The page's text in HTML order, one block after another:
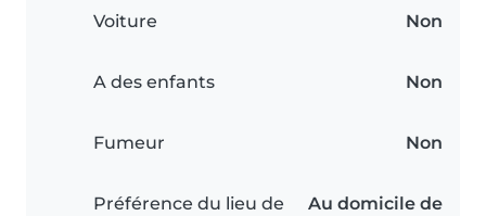
Voiture Non
A des enfants Non
Fumeur Non
Préférence du lieu de
Au domicile de